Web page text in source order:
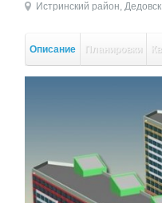
Истринский район, Дедовск
Описание Планировки